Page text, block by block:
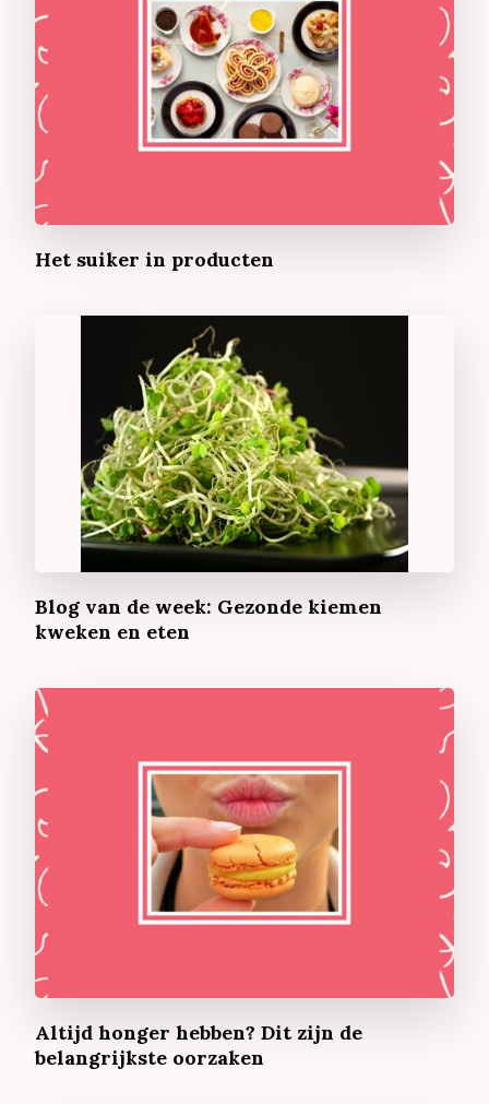
Het suiker in producten
Blog van de week: Gezonde kiemen
kweken en eten
Altijd honger hebben? Dit zijn de
belangrijkste oorzaken